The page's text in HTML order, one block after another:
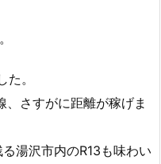
。
さすがに距離が稼げま
湯沢市内のR13も味わい